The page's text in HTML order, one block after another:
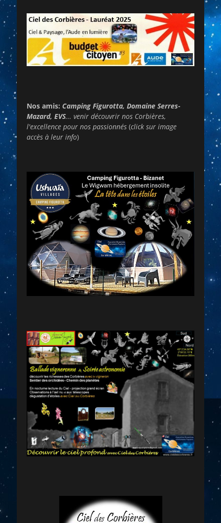
Nos amis: Camping Figurotta, Domaine Serres-
Mazard, EVS... venir découvrir nos Corbières,
l'excellence pour nos passionnés (click sur image
accès à leur info)